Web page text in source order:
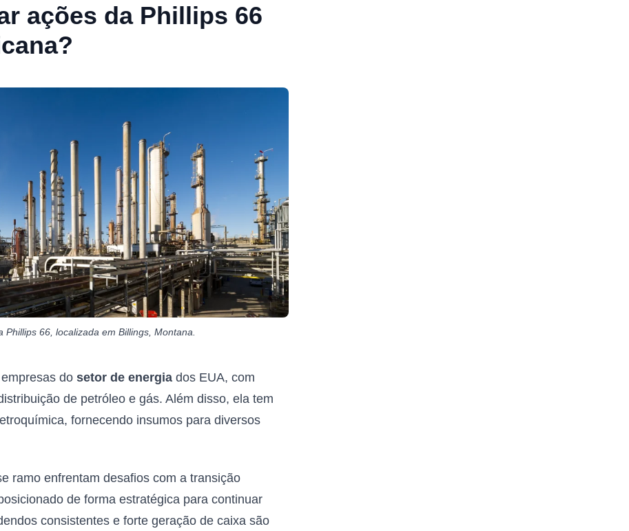
ações da Phillips 66
Phillips 66, localizada em Billings, Montana.
do setor de energia dos EUA, com
de petróleo e gás. Além disso, ela tem
fornecendo insumos para diversos
ramo enfrentam desafios com a transição
de forma estratégica para continuar
consistentes e forte geração de caixa são